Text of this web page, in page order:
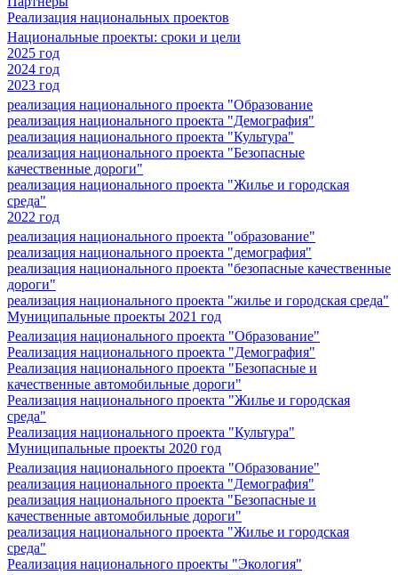
Реализация национальных проектов
Национальные проекты: сроки и цели
2025 год
2024 год
2023 год
реализация национального проекта "Образование
реализация национального проекта "Демография"
реализация национального проекта "Культура"
реализация национального проекта "Безопасные
качественные дороги"
реализация национального проекта "Жилье и городская
среда"
2022 год
реализация национального проекта "образование"
реализация национального проекта "демография"
реализация национального проекта "безопасные качественные
дороги"
реализация национального проекта "жилье и городская среда"
Муниципальные проекты 2021 год
Реализация национального проекта "Образование"
Реализация национального проекта "Демография"
Реализация национального проекта "Безопасные и
качественные автомобильные дороги"
Реализация национального проекта "Жилье и городская
среда"
Реализация национального проекта "Культура"
Муниципальные проекты 2020 год
Реализация национального проекта "Образование"
реализация национального проекта "Демография"
реализация национального проекта "Безопасные и
качественные автомобильные дороги"
реализация национального проекта "Жилье и городская
среда"
Реализация национального проекты "Экология"